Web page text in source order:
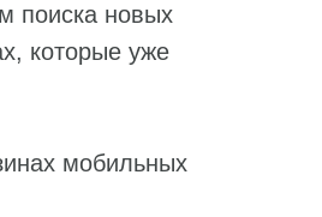
поиска новых
которые уже
мобильных